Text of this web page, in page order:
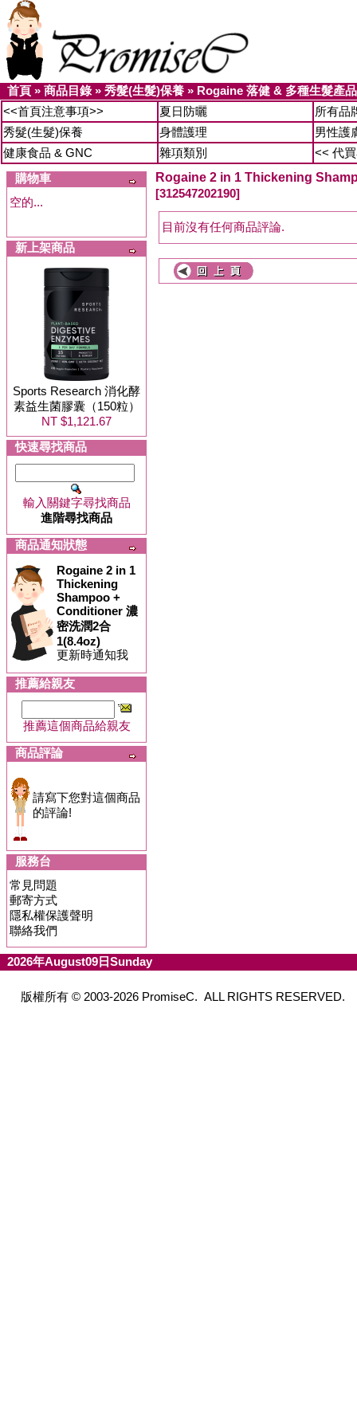
首頁 » 商品目錄» 秀髮(生髮)保養 » Rogaine 落健 & 多種生髮產品
<<首頁注意事項>>
夏日防曬
所有品
秀髮(生髮)保養
身體護理
男性護
健康食品 & GNC
雜項類別
<< 代
購物車
空的...
新上架商品
Sports Research 消化酵
素益生菌膠囊（150粒）
NT $1,121.67
快速尋找商品
輸入關鍵字尋找商品
進階尋找商品
商品通知狀態
Rogaine 2 in 1
Thickening
Shampoo +
Conditioner 濃
密洗潤2合
1(8.4oz)
更新時通知我
推薦給親友
推薦這個商品給親友
商品評論
請寫下您對這個商品
的評論!
服務台
常見問題
郵寄方式
隱私權保護聲明
聯絡我們
Rogaine 2 in 1 Thickening
[312547202190]
目前沒有任何商品評論.
2026年August09日Sunday
版權所有 © 2003-2026 PromiseC. ALL RIGHTS RESERVED.